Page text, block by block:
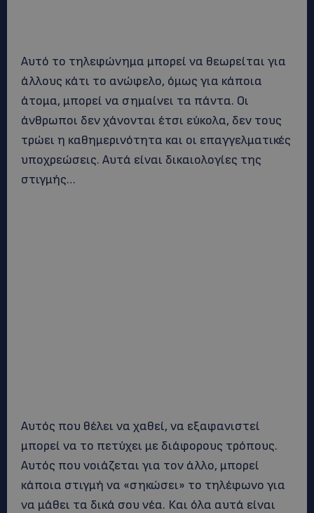
Αυτό το τηλεφώνημα μπορεί να θεωρείται για
άλλους κάτι το ανώφελο, όμως για κάποια
άτομα, μπορεί να σημαίνει τα πάντα. Οι
άνθρωποι δεν χάνονται έτσι εύκολα, δεν τους
τρώει η καθημερινότητα και οι επαγγελματικές
υποχρεώσεις. Αυτά είναι δικαιολογίες της
στιγμής…
Αυτός που θέλει να χαθεί, να εξαφανιστεί
μπορεί να το πετύχει με διάφορους τρόπους.
Αυτός που νοιάζεται για τον άλλο, μπορεί
κάποια στιγμή να «σηκώσει» το τηλέφωνο για
να μάθει τα δικά σου νέα. Και όλα αυτά είναι